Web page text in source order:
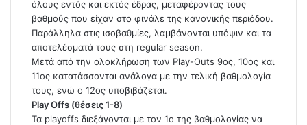
όλους εντός και εκτός έδρας, μεταφέροντας τους
βαθμούς που είχαν στο φινάλε της κανονικής περιόδου.
Παράλληλα στις ισοβαθμίες, λαμβάνονται υπόψιν και τα
αποτελέσματά τους στη regular season.
Μετά από την ολοκλήρωση των Play-Outs 9ος, 10ος και
11ος κατατάσσονται ανάλογα με την τελική βαθμολογία
τους, ενώ ο 12ος υποβιβάζεται.
Play Offs (θέσεις 1-8)
Τα playoffs διεξάγονται με τον 1ο της βαθμολογίας να